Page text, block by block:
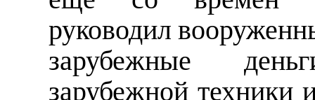
руководил
зарубежные
зарубежной техники